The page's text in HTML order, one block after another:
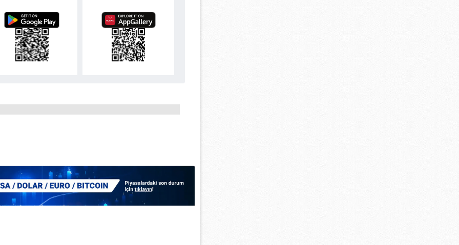
yer alan panel vasıtasıyla belirleyebilirsiniz. Çerezlere ilişkin detaylı bilgi için Ayarlar
Metnimizi ziyaret edebilirsiniz.
Kanunu uyarınca hazırlanmış Aydınlatma Metnimizi okumak ve sitemizde ilgili